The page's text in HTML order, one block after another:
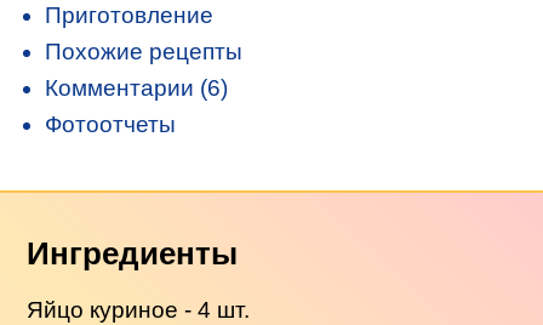
Приготовление
Похожие рецепты
Комментарии (6)
Фотоотчеты
Ингредиенты
Яйцо куриное - 4 шт.